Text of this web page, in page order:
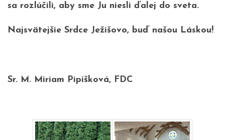
sa rozlúčili, aby sme Ju niesli ďalej do sveta.
Najsvätejšie Srdce Ježišovo, buď našou Láskou!
Sr. M. Miriam Pipíšková, FDC